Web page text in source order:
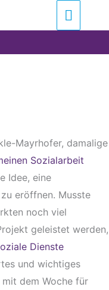
Mayrhofer, damalige
Sozialarbeit
Idee, eine
eröffnen. Musste
noch viel
geleistet werden,
Dienste
und wichtiges
dem Woche für